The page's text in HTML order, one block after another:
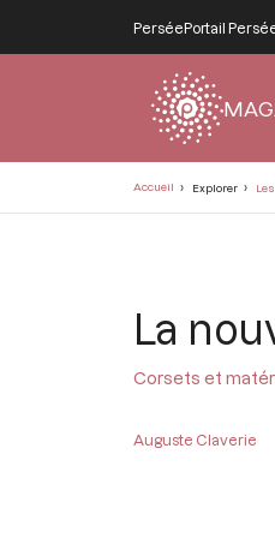
PerséePortail
Accueil Explorer
La
Corsets et
Auguste Claverie